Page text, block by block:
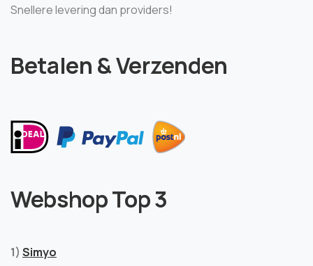
Snellere levering dan providers!
Betalen & Verzenden
Webshop Top 3
1) Simyo